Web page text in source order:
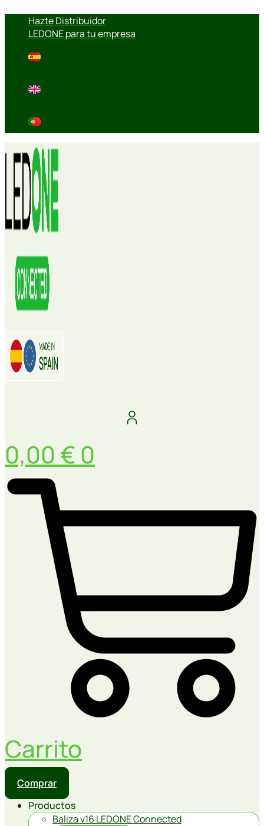
contenido
Hazte Distribuidor
LEDONE para tu empresa
0,00 € 0
Carrito
Comprar
Productos
Baliza v16 LEDONE Connected